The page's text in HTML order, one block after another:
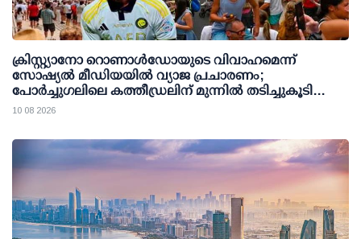
ക്രിസ്റ്റ്യാനോ റൊണാള്‍ഡോയുടെ വിവാഹമെന്ന്
സോഷ്യല്‍ മീഡിയയില്‍ വ്യാജ പ്രചാരണം;
പോര്‍ച്ചുഗലിലെ കത്തീഡ്രലിന് മുന്നില്‍ തടിച്ചുകൂടി
ജനക്കൂട്ടം
10 08 2026